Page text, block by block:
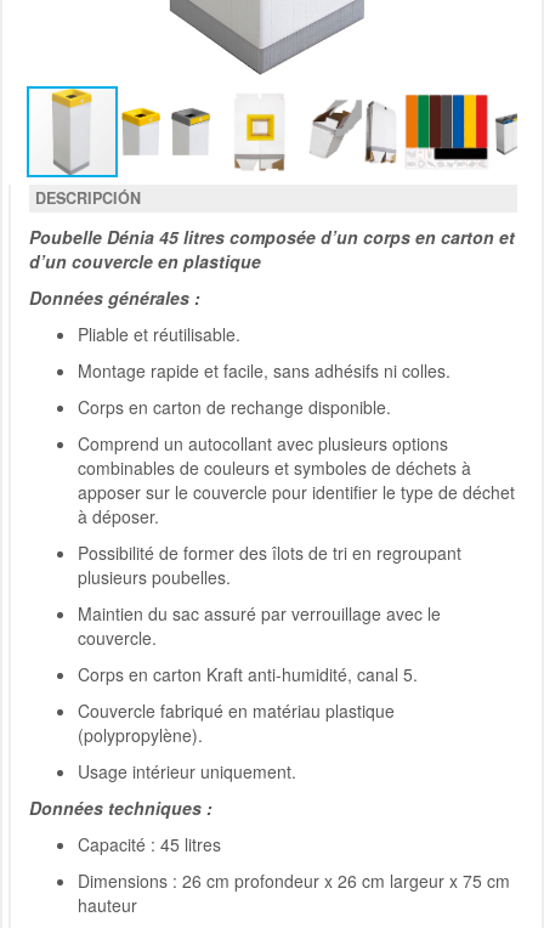
DESCRIPCIÓN
Poubelle Dénia 45 litres composée d’un corps en carton et
d’un couvercle en plastique
Données générales :
Pliable et réutilisable.
Montage rapide et facile, sans adhésifs ni colles.
Corps en carton de rechange disponible.
Comprend un autocollant avec plusieurs options
combinables de couleurs et symboles de déchets à
apposer sur le couvercle pour identifier le type de déchet
à déposer.
Possibilité de former des îlots de tri en regroupant
plusieurs poubelles.
Maintien du sac assuré par verrouillage avec le
couvercle.
Corps en carton Kraft anti-humidité, canal 5.
Couvercle fabriqué en matériau plastique
(polypropylène).
Usage intérieur uniquement.
Données techniques :
Capacité : 45 litres
Dimensions : 26 cm profondeur x 26 cm largeur x 75 cm
hauteur